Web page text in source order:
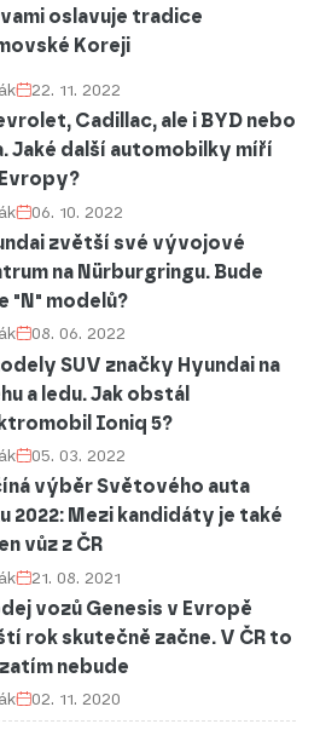
oslavuje tradice
Koreji
22. 11. 2022
Cadillac, ale i BYD nebo
Jaké další automobilky míří
06. 10. 2022
zvětší své vývojové
na Nürburgringu. Bude
"N" modelů?
08. 06. 2022
SUV značky Hyundai na
a ledu. Jak obstál
Ioniq 5?
05. 03. 2022
výběr Světového auta
2022: Mezi kandidáty je také
vůz z ČR
21. 08. 2021
vozů Genesis v Evropě
rok skutečně začne. V ČR to
nebude
02. 11. 2020